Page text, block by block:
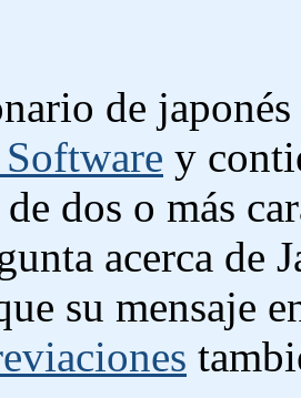
de
y
dos o más
acerca de
su mensaje